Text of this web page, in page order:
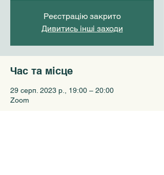
Реєстрацію закрито
Дивитись інші заходи
Час та місце
29 серп. 2023 р., 19:00 – 20:00
Zoom